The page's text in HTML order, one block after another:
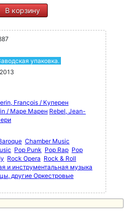
В корзину
упаковка.
François / Куперен
/ Маре Марен Rebel, Jean-
Chamber Music
Pop Punk Pop Rap Pop
Rock Opera Rock & Roll
и инструментальная музыка
другие Оркестровые